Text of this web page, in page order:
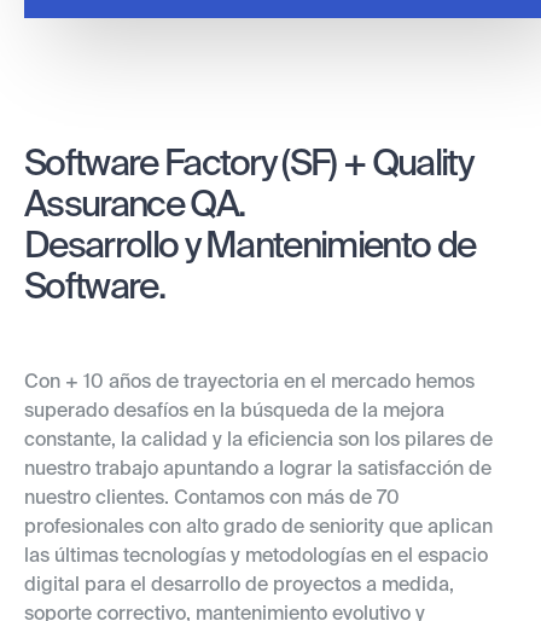
Software Factory (SF) + Quality
Assurance QA.
Desarrollo y Mantenimiento de
Software.
Con + 10 años de trayectoria en el mercado hemos
superado desafíos en la búsqueda de la mejora
constante, la calidad y la eficiencia son los pilares de
nuestro trabajo apuntando a lograr la satisfacción de
nuestro clientes. Contamos con más de 70
profesionales con alto grado de seniority que aplican
las últimas tecnologías y metodologías en el espacio
digital para el desarrollo de proyectos a medida,
soporte correctivo, mantenimiento evolutivo y